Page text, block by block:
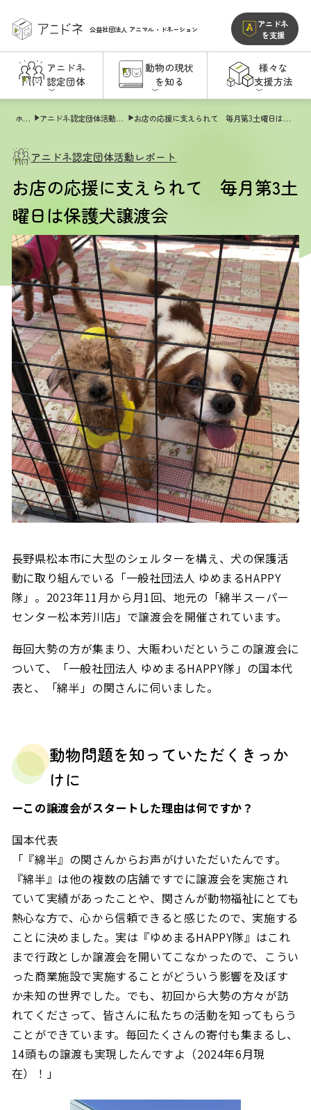
公益社団法人 アニマル・ドネーション
アニドネ
を支援
アニドネ
認定団体
動物の現状
を知る
様々な
支援方法
ホーム アニドネ認定団体活動レポート お店の応援に支えられて 毎月第3土曜日は保護犬譲渡会
アニドネ認定団体活動レポート
お店の応援に支えられて 毎月第3土
曜日は保護犬譲渡会
長野県松本市に大型のシェルターを構え、犬の保護活
動に取り組んでいる「一般社団法人 ゆめまるHAPPY
隊」。 2023年11月から月1回、地元の「綿半スーパー
センター松本芳川店」で譲渡会を開催されています。
毎回大勢の方が集まり、大賑わいだというこの譲渡会に
ついて、「一般社団法人 ゆめまるHAPPY隊」の国本代
表と、「綿半」の関さんに伺いました。
動物問題を知っていただくきっか
けに
ーこの譲渡会がスタートした理由は何ですか？
国本代表
「『綿半』の関さんからお声がけいただいたんです。
『綿半』は他の複数の店舗ですでに譲渡会を実施され
ていて実績があったことや、関さんが動物福祉にとても
熱心な方で、心から信頼できると感じたので、実施する
ことに決めました。実は『ゆめまるHAPPY隊』はこれ
まで行政としか譲渡会を開いてこなかったので、こうい
った商業施設で実施することがどういう影響を及ぼす
か未知の世界でした。でも、初回から大勢の方々が訪
れてくださって、皆さんに私たちの活動を知ってもらう
ことができています。毎回たくさんの寄付も集まるし、
14頭もの譲渡も実現したんですよ（2024年6月現
在）！」